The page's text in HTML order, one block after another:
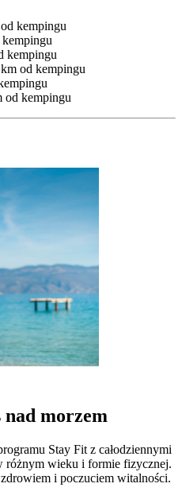
kempingu
kempingu
od kempingu
od kempingu
nad morzem
Stay Fit z całodziennymi
różnym wieku i formie fizycznej.
i poczuciem witalności.